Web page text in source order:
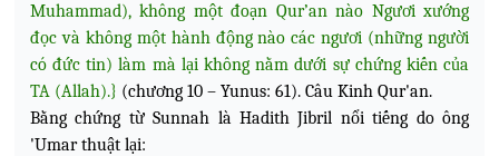
Muhammad), không một đoạn Qur’an nào Ngươi xướng
đọc và không một hành động nào các ngươi (những người
có đức tin) làm mà lại không nằmdưới sự chứng kiến của
TA (Allah).} (chương 10 – Yunus: 61). Câu Kinh Qur'an.
Bằng chứng từ Sunnah là Hadith Jibril nổi tiếng do ông
'Umar thuật lại: